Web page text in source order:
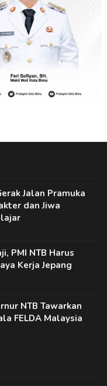
Jalan Pramuka
dan Jiwa
PMI NTB Harus
Kerja Jepang
NTB Tawarkan
FELDA Malaysia